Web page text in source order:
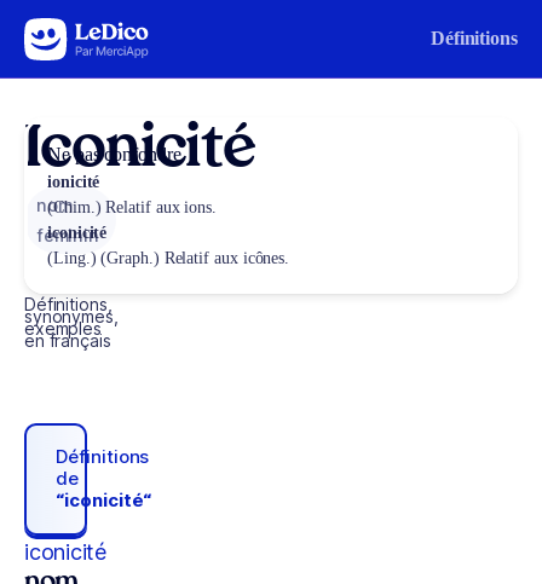
Aller au contenu Définitions
Iconicité
nom
féminin
Définitions,
synonymes,
exemples
en français
Définitions
de
“iconicité“
iconicité
Ne pas confondre
ionicité
(Chim.) Relatif aux ions.
iconicité
(Ling.) (Graph.) Relatif aux icônes.